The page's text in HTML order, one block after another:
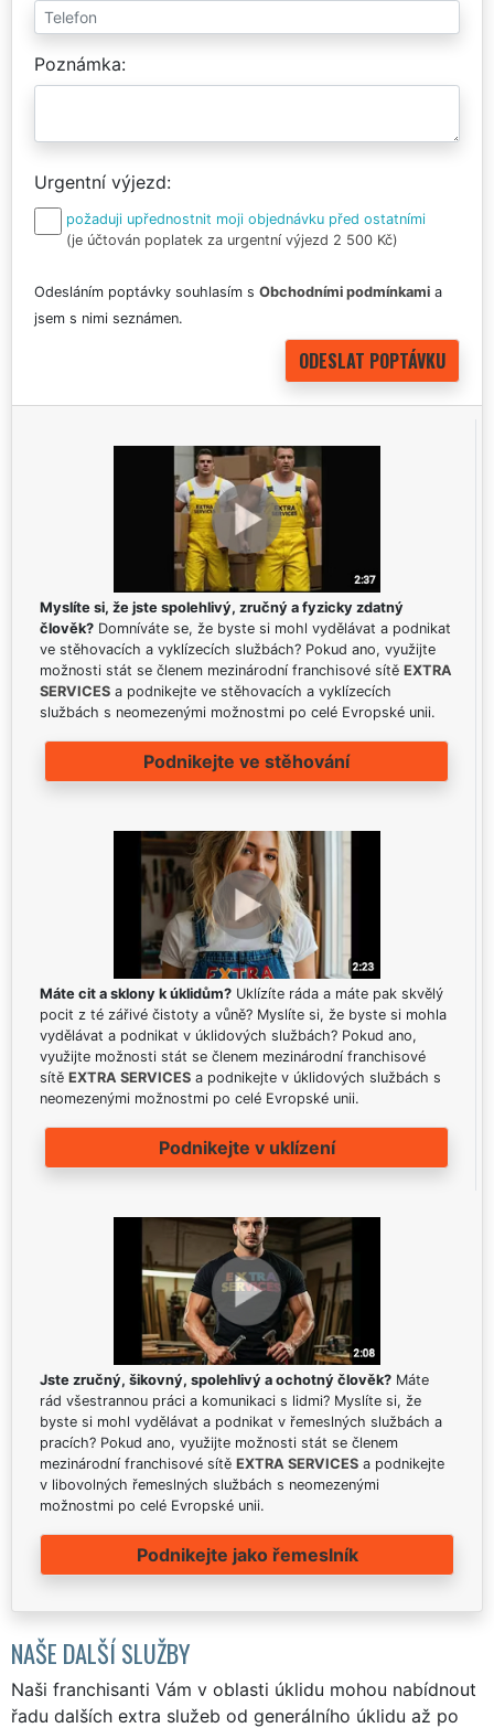
Poznámka
Urgentní výjezd
požaduji upřednostnit moji objednávku před ostatními
(je účtován poplatek za urgentní výjezd 2 500 Kč)
Odesláním poptávky souhlasím s Obchodními podmínkami a
jsem s nimi seznámen.
Myslíte si, že jste spolehlivý, zručný a fyzicky zdatný
člověk? Domníváte se, že byste si mohl vydělávat a podnikat
ve stěhovacích a vyklízecích službách? Pokud ano, využijte
možnosti stát se členem mezinárodní franchisové sítě EXTRA
SERVICES a podnikejte ve stěhovacích a vyklízecích
službách s neomezenými možnostmi po celé Evropské unii.
Podnikejte ve stěhování
Máte cit a sklony k úklidům? Uklízíte ráda a máte pak skvělý
pocit z té zářivé čistoty a vůně? Myslíte si, že byste si mohla
vydělávat a podnikat v úklidových službách? Pokud ano,
využijte možnosti stát se členem mezinárodní franchisové
sítě EXTRA SERVICES a podnikejte v úklidových službách s
neomezenými možnostmi po celé Evropské unii.
Podnikejte v uklízení
Jste zručný, šikovný, spolehlivý a ochotný člověk? Máte
rád všestrannou práci a komunikaci s lidmi? Myslíte si, že
byste si mohl vydělávat a podnikat v řemeslných službách a
pracích? Pokud ano, využijte možnosti stát se členem
mezinárodní franchisové sítě EXTRA SERVICES a podnikejte
v libovolných řemeslných službách s neomezenými
možnostmi po celé Evropské unii.
Podnikejte jako řemeslník
NAŠE DALŠÍ SLUŽBY
Naši franchisanti Vám v oblasti úklidu mohou nabídnout
řadu dalších extra služeb od generálního úklidu až po